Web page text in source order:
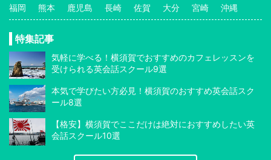
福岡 熊本 鹿児島 長崎 佐賀 大分 宮崎 沖縄
特集記事
気軽に学べる！横須賀でおすすめのカフェレッスンを
受けられる英会話スクール9選
本気で学びたい方必見！横須賀のおすすめ英会話スク
ール8選
【格安】横須賀でここだけは絶対におすすめしたい英
会話スクール10選